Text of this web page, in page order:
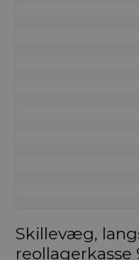
Skillevæg,
reollagerkasse